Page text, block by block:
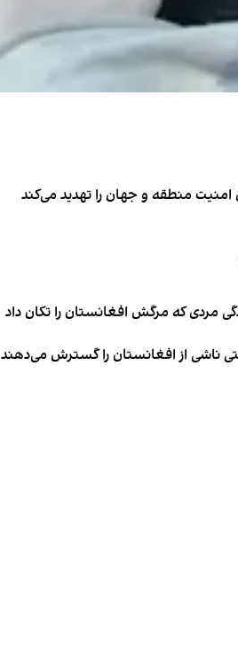
منطقه و جهان را تهدید می‌کند
مردی که مرگش افغانستان را تکان داد
ناشی از افغانستان را گسترش می‌دهند